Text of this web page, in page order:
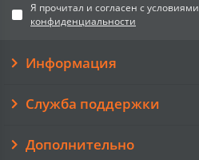
Я прочитал и согласен с условиями
конфиденциальности
Информация
Служба поддержки
Дополнительно